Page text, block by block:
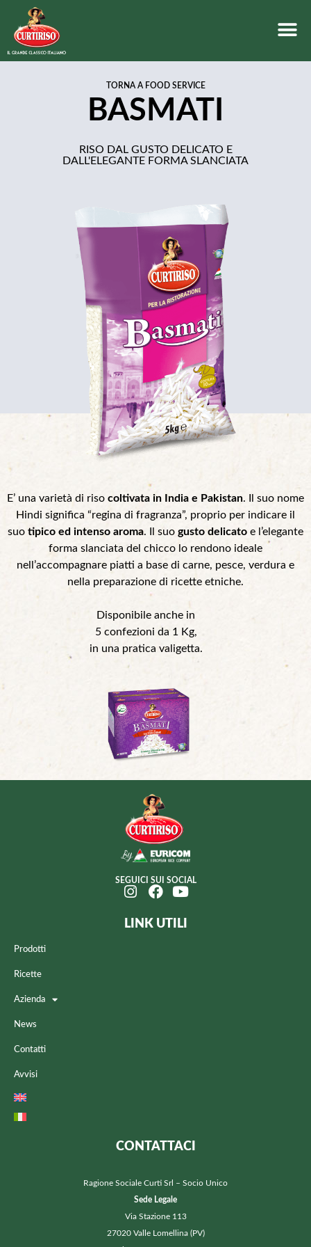
TORNA A FOOD SERVICE
BASMATI
RISO DAL GUSTO DELICATO E
DALL'ELEGANTE FORMA SLANCIATA
E’ una varietà di riso coltivata in India e Pakistan. Il suo nome
Hindi significa “regina di fragranza”, proprio per indicare il
suo tipico ed intenso aroma. Il suo gusto delicato e l’elegante
forma slanciata del chicco lo rendono ideale
nell’accompagnare piatti a base di carne, pesce, verdura e
nella preparazione di ricette etniche.
Disponibile anche in
5 confezioni da 1 Kg,
in una pratica valigetta.
SEGUICI SUI SOCIAL
LINK UTILI
Prodotti
Ricette
Azienda
News
Contatti
Avvisi
CONTATTACI
Ragione Sociale Curti Srl – Socio Unico
Sede Legale
Via Stazione 113
27020 Valle Lomellina (PV)